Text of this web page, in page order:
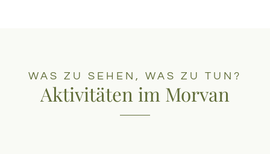
WAS ZU SEHEN, WAS ZU TUN?
Aktivitäten im Morvan